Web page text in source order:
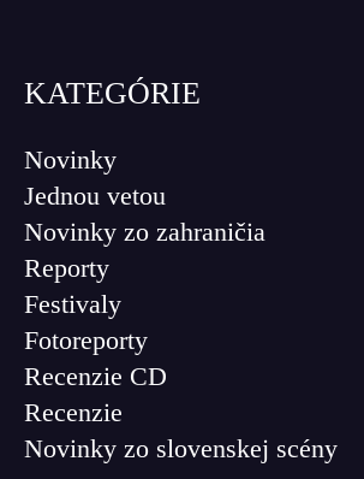
KATEGÓRIE
Novinky
Jednou vetou
Novinky zo zahraničia
Reporty
Festivaly
Fotoreporty
Recenzie CD
Recenzie
Novinky zo slovenskej scény